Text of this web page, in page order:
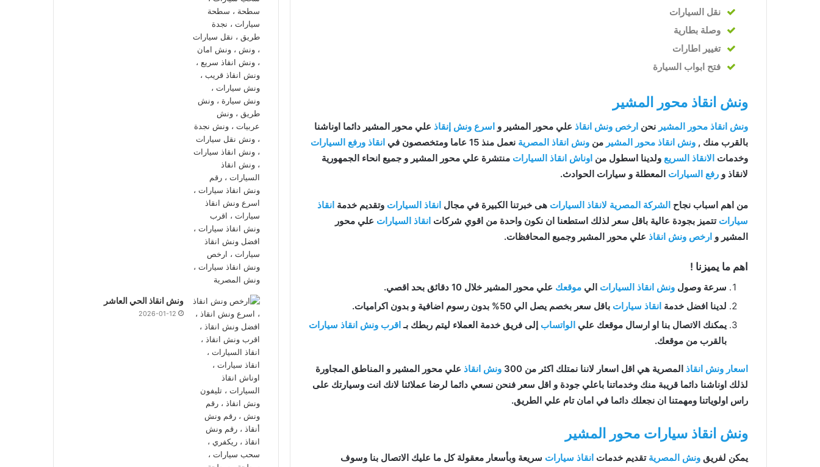
نقل السيارات
وصلة بطارية
تغيير اطارات
فتح ابواب السيارة
ونش انقاذ محور المشير
ونش انقاذ محور المشير نحن ارخص ونش انقاذ علي محور المشير و اسرع ونش إنقاذ علي محور المشير دائما اوناشنا
بالقرب منك , ونش انقاذ محور المشير من ونش انقاذ المصرية نعمل منذ 15 عاما ومتخصصون في
انقاذ ورفع السيارات
وخدمات الانقاذ السريع ولدينا اسطول من اوناش انقاذ السيارات منتشرة علي محور المشير و جميع انحاء الجمهورية
لانقاذ و رفع السيارات المعطلة و سيارات الحوادث.
من اهم اسباب نجاح الشركة المصرية لانقاذ السيارات هى خبرتنا الكبيرة في مجال انقاذ السيارات وتقديم خدمة انقاذ
سيارات تتميز بجودة عالية باقل سعر لذلك استطعنا ان نكون واحدة من اقوي شركات انقاذ السيارات علي محور
المشير و ارخص ونش انقاذ علي محور المشير وجميع المحافظات.
اهم ما يميزنا !
سرعة وصول ونش انقاذ السيارات الي موقعك علي محور المشير خلال 10 دقائق بحد اقصي.
لدينا افضل خدمة انقاذ سيارات باقل سعر بخصم يصل الي 50% بدون رسوم اضافية و بدون اكراميات.
يمكنك الاتصال بنا او ارسال موقعك علي الواتساب إلى فريق خدمة العملاء ليتم ربطك بـاقرب ونش انقاذ سيارات
بالقرب من موقعك.
اسعار ونش انقاذ المصرية هي اقل اسعار لاننا نمتلك اكثر من 300 ونش انقاذ علي محور المشير و المناطق المجاورة
لذلك اوناشنا دائما قريبة منك وخدماتنا باعلي جودة و اقل سعر فنحن نسعي دائما لرضا عملائنا لانك انت وسيارتك على
راس اولوياتنا ومهمتنا ان نجعلك دائما في امان تام علي الطريق.
ونش انقاذ سيارات محور المشير
يمكن لفريق ونش المصرية تقديم خدمات انقاذ سيارات سريعة وبأسعار معقولة كل ما عليك الاتصال بنا وسوف
ونش انقاذ الحي العاشر
2026-01-12